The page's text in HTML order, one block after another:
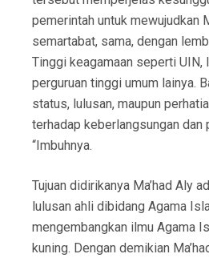
pemerintah untuk mewujudkan
semartabat, sama, dengan
Tinggi keagamaan seperti UIN,
perguruan tinggi umum lainya.
status, lulusan, maupun
terhadap keberlangsungan dan
“Imbuhnya.
Tujuan didirikanya Ma’had Aly
lulusan ahli dibidang Agama
mengembangkan ilmu Agama
kuning. Dengan demikian